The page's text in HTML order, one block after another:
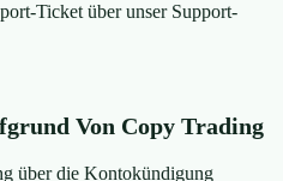
Ticket über unser Support-
Von Copy Trading
über die Kontokündigung